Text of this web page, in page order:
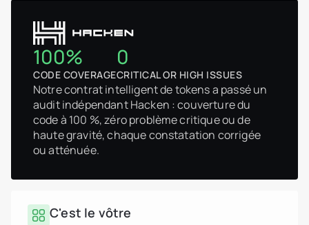
100%
CODE COVERAGE
0
CRITICAL OR HIGH ISSUES
Notre contrat intelligent de tokens a passé un
audit indépendant Hacken : couverture du
code à 100 %, zéro problème critique ou de
haute gravité, chaque constatation corrigée
ou atténuée.
C'est le vôtre